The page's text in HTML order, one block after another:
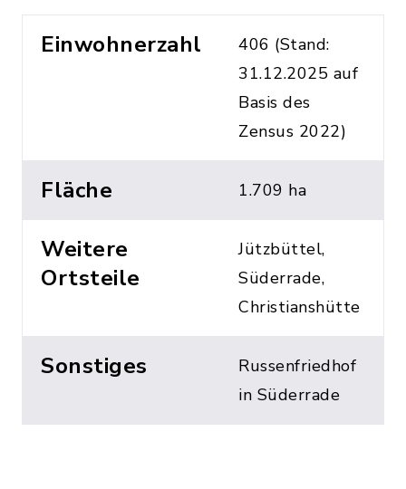
Einwohnerzahl
406 (Stand:
31.12.2025 auf
Basis des
Zensus 2022)
Fläche 1.709 ha
Weitere
Ortsteile
Jützbüttel,
Süderrade,
Christianshütte
Sonstiges
Russenfriedhof
in Süderrade